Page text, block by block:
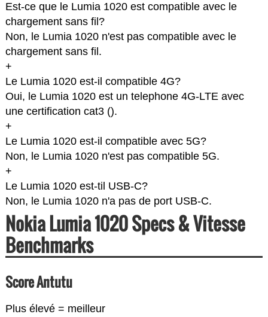
Est-ce que le Lumia 1020 est compatible avec le
chargement sans fil?
Non, le Lumia 1020 n'est pas compatible avec le
chargement sans fil.
+
Le Lumia 1020 est-il compatible 4G?
Oui, le Lumia 1020 est un telephone 4G-LTE avec
une certification cat3 ().
+
Le Lumia 1020 est-il compatible avec 5G?
Non, le Lumia 1020 n'est pas compatible 5G.
+
Le Lumia 1020 est-til USB-C?
Non, le Lumia 1020 n'a pas de port USB-C.
Nokia Lumia 1020 Specs & Vitesse
Benchmarks
Score Antutu
Plus élevé = meilleur